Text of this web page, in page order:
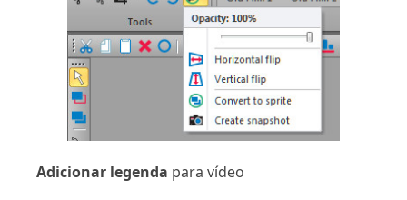
Adicionar legenda para vídeo